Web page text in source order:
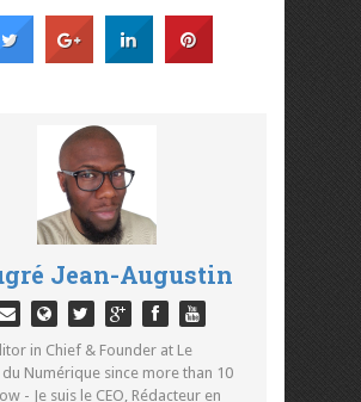
Jean-Augustin
in Chief & Founder at Le
du Numérique since more than 10
- Je suis le CEO, Rédacteur en